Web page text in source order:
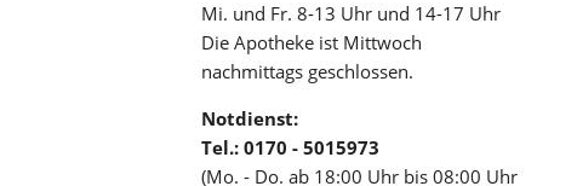
Mi. und Fr. 8-13 Uhr und 14-17 Uhr
Die Apotheke ist Mittwoch
nachmittags geschlossen.
Notdienst:
Tel.: 0170 - 5015973
(Mo. - Do. ab 18:00 Uhr bis 08:00 Uhr